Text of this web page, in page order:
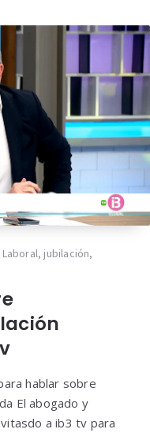
, jubilación,
hablar sobre
El abogado y
a ib3 tv para